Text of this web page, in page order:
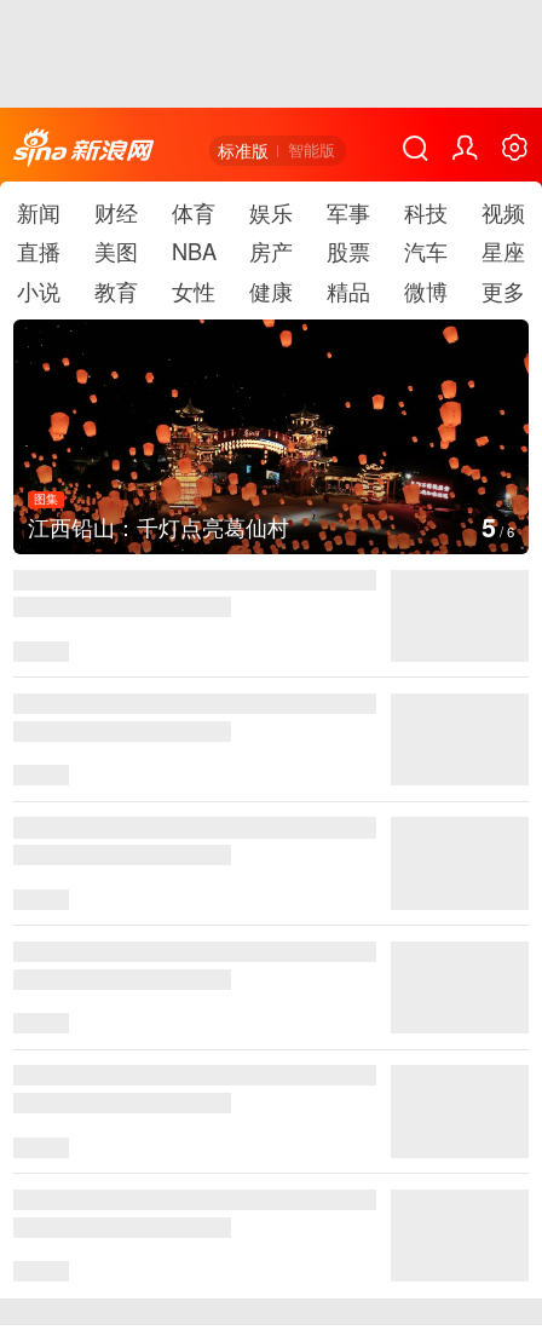
标准版 智能版
新闻 财经 体育 娱乐 军事 科技
视频
直播
美图 NBA 房产 股票 汽车
星座
小说
教育 女性 健康 精品 微博 更多
村
图集
上海：七彩稻田画迎最
6/6